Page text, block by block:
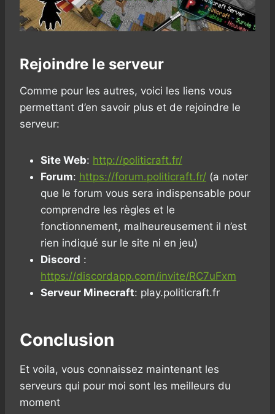
Rejoindre le serveur
Comme pour les autres, voici les liens vous
permettant d’en savoir plus et de rejoindre le
serveur:
Site Web: http://politicraft.fr/
Forum: https://forum.politicraft.fr/ (a noter
que le forum vous sera indispensable pour
comprendre les règles et le
fonctionnement, malheureusement il n’est
rien indiqué sur le site ni en jeu)
Discord :
https://discordapp.com/invite/RC7uFxm
Serveur Minecraft: play.politicraft.fr
Conclusion
Et voila, vous connaissez maintenant les
serveurs qui pour moi sont les meilleurs du
moment